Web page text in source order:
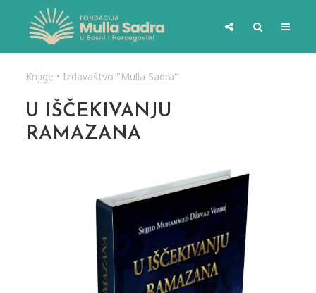
Knjige • Izdavaštvo "Mulla Sadra"
U IŠČEKIVANJU
RAMAZANA